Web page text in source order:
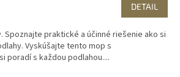
DETAIL
Spoznajte praktické a účinné riešenie ako si
Vyskúšajte tento mop s
poradí s každou podlahou....